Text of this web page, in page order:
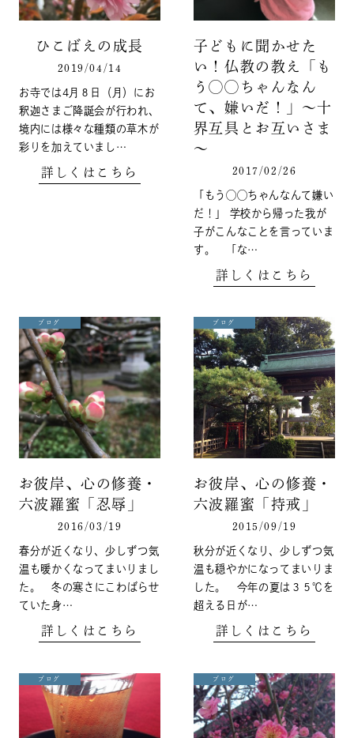
ひこばえの成長
2019/04/14
お寺では4月８日（月）にお
釈迦さまご降誕会が行われ、
境内には様々な種類の草木が
彩りを加えていまし…
詳しくはこちら
子どもに聞かせた
い！仏教の教え「も
う◯◯ちゃんなん
て、嫌いだ！」～十
界互具とお互いさま
～
2017/02/26
「もう◯◯ちゃんなんて嫌い
だ！」 学校から帰った我が
子がこんなことを言っていま
す。 「な…
詳しくはこちら
ブログ
お彼岸、心の修養・
六波羅蜜「忍辱」
2016/03/19
春分が近くなり、少しずつ気
温も暖かくなってまいりまし
た。 冬の寒さにこわばらせ
ていた身…
詳しくはこちら
ブログ
お彼岸、心の修養・
六波羅蜜「持戒」
2015/09/19
秋分が近くなり、少しずつ気
温も穏やかになってまいりま
した。 今年の夏は３５℃を
超える日が…
詳しくはこちら
ブログ ブログ